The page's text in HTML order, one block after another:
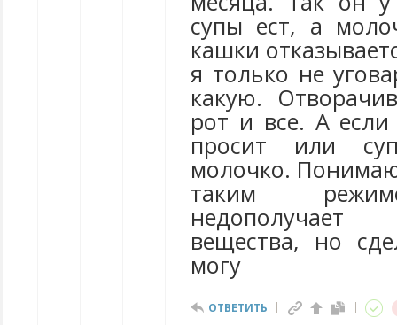
супы ест, а
кашки
я только не
какую.
рот и все. А если
просит или
молочко.
таким
вещества, но
могу
ОТВЕТИТЬ